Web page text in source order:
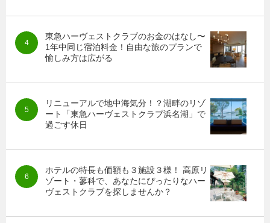
東急ハーヴェストクラブのお金のはなし〜
1年中同じ宿泊料金！自由な旅のプランで
愉しみ方は広がる
リニューアルで地中海気分！？湖畔のリゾ
ート「東急ハーヴェストクラブ浜名湖」で
過ごす休日
ホテルの特長も価額も３施設３様！ 高原リ
ゾート・蓼科で、あなたにぴったりなハー
ヴェストクラブを探しませんか？